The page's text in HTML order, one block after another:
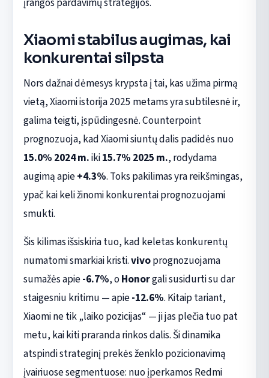
Xiaomi stabilus augimas, kai
konkurentai silpsta
Nors dažnai dėmesys krypsta į tai, kas užima pirmą
vietą, Xiaomi istorija 2025 metams yra subtilesnė ir,
galima teigti, įspūdingesnė. Counterpoint
prognozuoja, kad Xiaomi siuntų dalis padidės nuo
15.0% 2024 m.iki15.7% 2025 m., rodydama
augimą apie+4.3%. Toks pakilimas yra reikšmingas,
ypač kai keli žinomi konkurentai prognozuojami
smukti.
Šis kilimas išsiskiria tuo, kad keletas konkurentų
numatomi smarkiai kristi.vivoprognozuojama
sumažės apie-6.7%, oHonorgali susidurti su dar
staigesniu kritimu — apie-12.6%. Kitaip tariant,
Xiaomi ne tik „laiko pozicijas“ — ji jas plečia tuo pat
metu, kai kiti praranda rinkos dalis. Ši dinamika
atspindi strateginį prekės ženklo pozicionavimą
įvairiuose segmentuose: nuo įperkamos Redmi